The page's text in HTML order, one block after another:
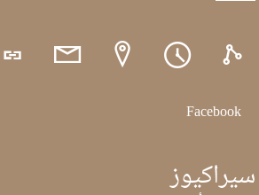
Facebook
سيراكيوز